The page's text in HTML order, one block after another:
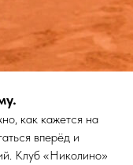
как кажется на
вперёд и
Клуб «Николино»